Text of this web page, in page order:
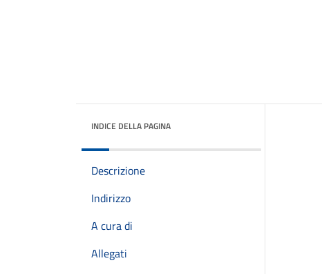
INDICE DELLA PAGINA
Descrizione
Indirizzo
A cura di
Allegati